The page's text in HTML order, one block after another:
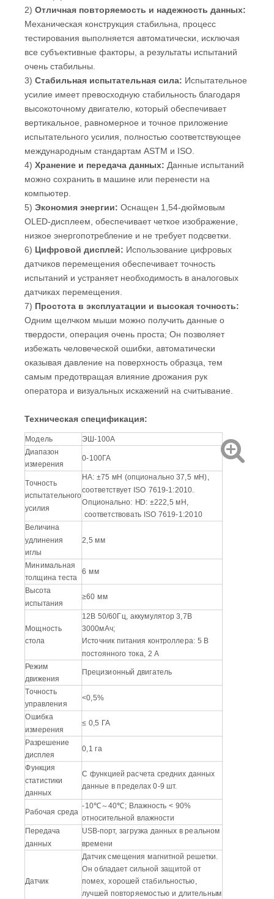
2) Отличная повторяемость и надежность данных:
Механическая конструкция стабильна, процесс
тестирования выполняется автоматически, исключая
все субъективные факторы, а результаты испытаний
очень стабильны.
3) Стабильная испытательная сила: Испытательное
усилие имеет превосходную стабильность благодаря
высокоточному двигателю, который обеспечивает
вертикальное, равномерное и точное приложение
испытательного усилия, полностью соответствующее
международным стандартам ASTM и ISO.
4) Хранение и передача данных: Данные испытаний
можно сохранить в машине или перенести на
компьютер.
5) Экономия энергии: Оснащен 1,54-дюймовым
OLED-дисплеем, обеспечивает четкое изображение,
низкое энергопотребление и не требует подсветки.
6) Цифровой дисплей: Использование цифровых
датчиков перемещения обеспечивает точность
испытаний и устраняет необходимость в аналоговых
датчиках перемещения.
7) Простота в эксплуатации и высокая точность:
Одним щелчком мыши можно получить данные о
твердости, операция очень проста; Он позволяет
избежать человеческой ошибки, автоматически
оказывая давление на поверхность образца, тем
самым предотвращая влияние дрожания рук
оператора и визуальных искажений на считывание.
Техническая спецификация:
Модель
ЭШ-100А
Диапазон
измерения
0-100ГА
Точность
испытательного
усилия
HA: ±75 мН (опционально 37,5 мН),
соответствует ISO 7619-1:2010.
Опционально: HD: ±222,5 мН,
соответствовать ISO 7619-1:2010
Величина
удлинения
иглы
2,5 мм
Минимальная
толщина теста
6 мм
Высота
испытания
≥60 мм
Мощность
стола
12В 50/60Гц, аккумулятор 3,7В
3000мАч;
Источник питания контроллера: 5 В
постоянного тока, 2 А
Режим
движения
Прецизионный двигатель
Точность
управления
<0,5%
Ошибка
измерения
≤ 0,5 ГА
Разрешение
дисплея
0,1 га
Функция
статистики
данных
С функцией расчета средних данных
данные в пределах 0-9 шт.
Рабочая среда
-10℃～40℃; Влажность < 90%
относительной влажности
Передача
данных
USB-порт, загрузка данных в реальном
времени
Датчик
Датчик смещения магнитной решетки.
Он обладает сильной защитой от
помех, хорошей стабильностью,
лучшей повторяемостью и длительным